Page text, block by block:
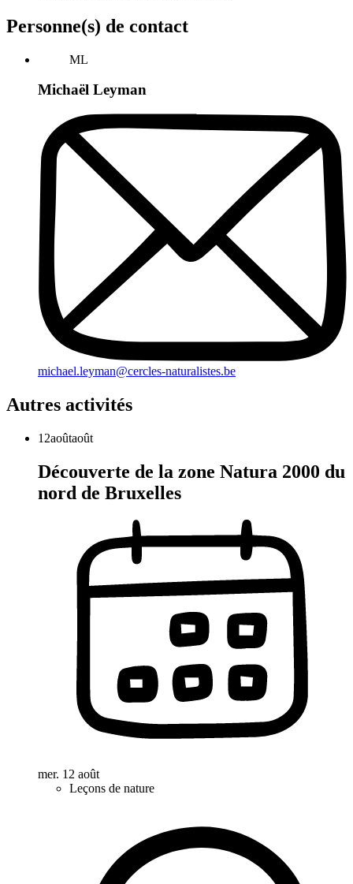
Personne(s) de contact
ML
Michaël Leyman
michael.leyman@cercles-naturalistes.be
Autres activités
12aoûtaoût
Découverte de la zone Natura 2000 du
nord de Bruxelles
mer. 12 août
Leçons de nature